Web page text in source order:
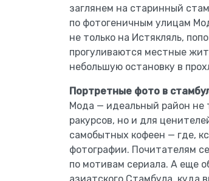
заглянем на старинный
по фотогеничным улицам
не только на Истякляль,
прогуливаются местные
небольшую остановку в
Портретные фото в
Мода — идеальный район не
ракурсов, но и для
самобытных кофеен — где,
фотографии. Почитателям
по мотивам сериала. А еще